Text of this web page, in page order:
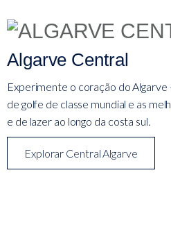
Algarve Central
Experimente o coração do Algarve
de golfe de classe mundial e as
e de lazer ao longo da costa sul.
Explorar Central Algarve